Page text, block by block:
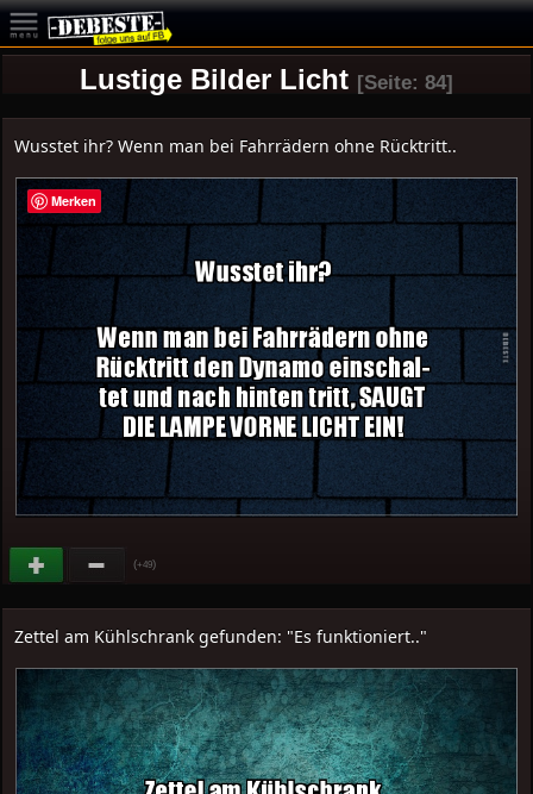
Lustige Bilder Licht [Seite: 84]
Wusstet ihr? Wenn man bei Fahrrädern ohne Rücktritt..
(+49)
Zettel am Kühlschrank gefunden: "Es funktioniert.."
Merken